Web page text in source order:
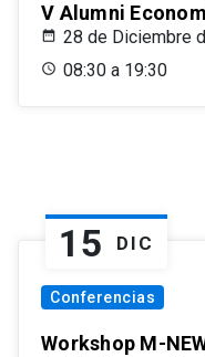
V Alumni
28 de Diciembre
08:30 a 19:30
15 DIC
Conferencias
Workshop M-